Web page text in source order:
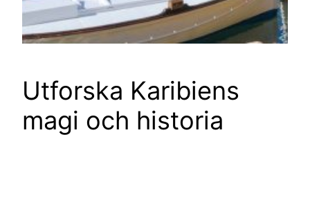
Utforska Karibiens
magi och historia